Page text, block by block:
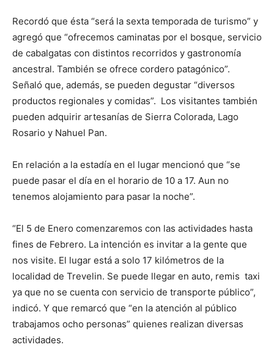
Recordó que ésta “será la sexta temporada de turismo” y
agregó que “ofrecemos caminatas por el bosque, servicio
de cabalgatas con distintos recorridos y gastronomía
ancestral. También se ofrece cordero patagónico”.
Señaló que, además, se pueden degustar “diversos
productos regionales y comidas”. Los visitantes también
pueden adquirir artesanías de Sierra Colorada, Lago
Rosario y Nahuel Pan.
En relación a la estadía en el lugar mencionó que “se
puede pasar el día en el horario de 10 a 17. Aun no
tenemos alojamiento para pasar la noche”.
“El 5 de Enero comenzaremos con las actividades hasta
fines de Febrero. La intención es invitar a la gente que
nos visite. El lugar está a solo 17 kilómetros de la
localidad de Trevelin. Se puede llegar en auto, remis taxi
ya que no se cuenta con servicio de transporte público”,
indicó. Y que remarcó que “en la atención al público
trabajamos ocho personas” quienes realizan diversas
actividades.